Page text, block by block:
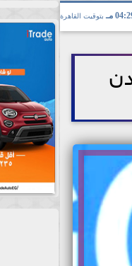
مـ بتوقيت القاهرة